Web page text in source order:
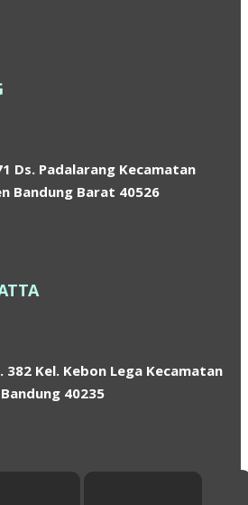
Ds. Padalarang Kecamatan
Bandung Barat 40526
Kel. Kebon Lega Kecamatan
40235